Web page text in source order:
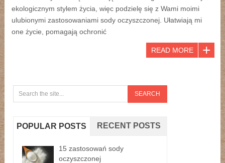
ekologicznym stylem życia, więc podzielę się z Wami moimi
ulubionymi zastosowaniami sody oczyszczonej. Ułatwiają mi
one życie, pomagają ochronić
READ MORE
POPULAR POSTS RECENT POSTS
15 zastosowań sody
oczyszczonej